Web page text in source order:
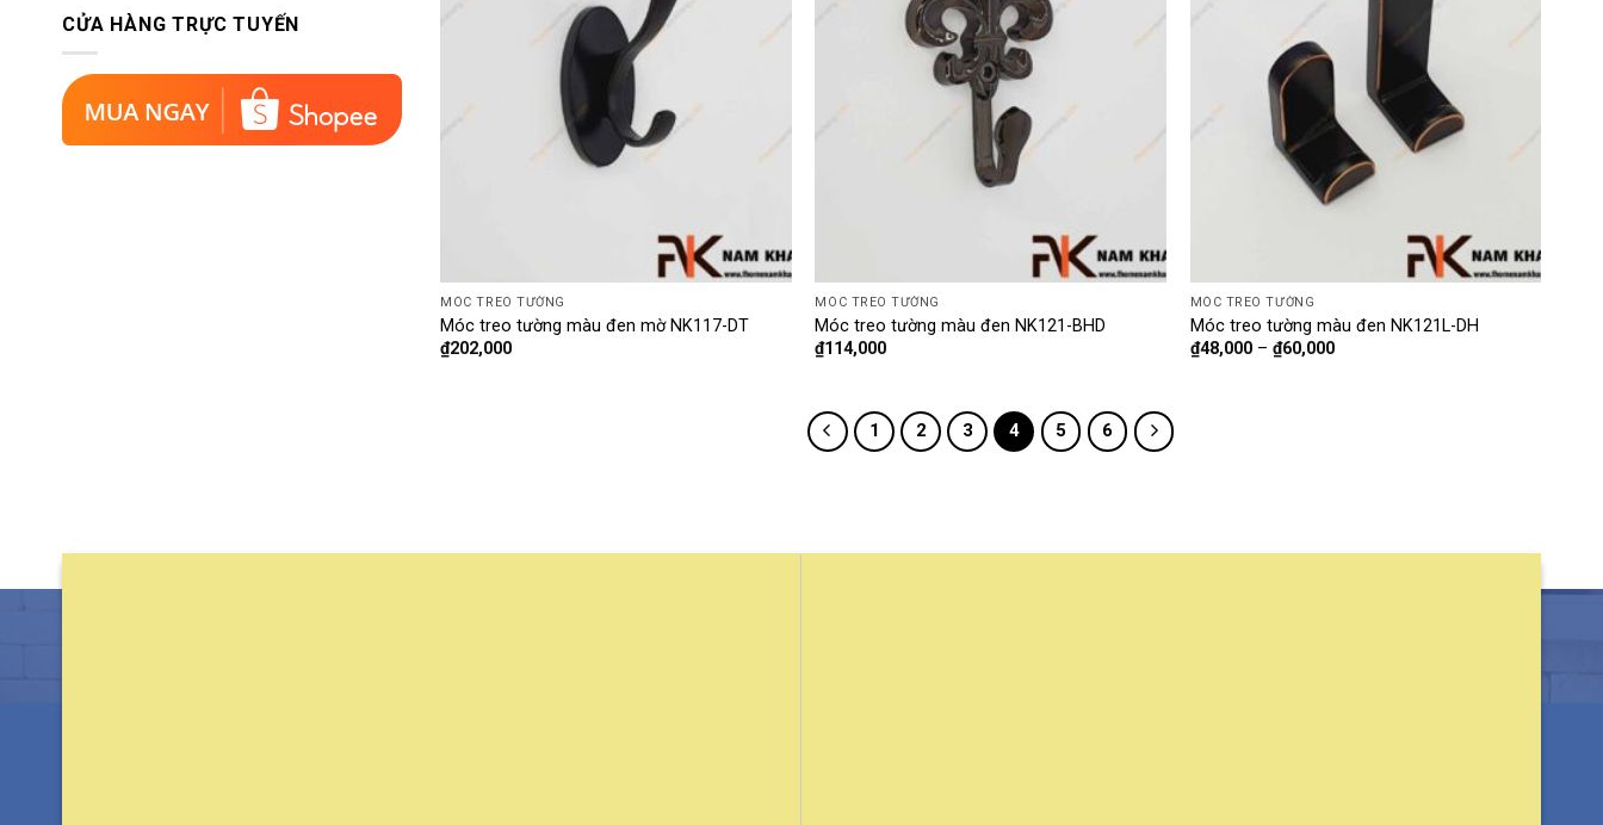
CỬA HÀNG TRỰC TUYẾN
MÓC TREO TƯỜNG
Móc treo tường màu đen mờ NK117-DT
₫202,000
MÓC TREO TƯỜNG
Móc treo tường màu đen NK121-BHD
₫114,000
MÓC TREO TƯỜNG
Móc treo tường màu đen NK121L-DH
₫48,000– ₫60,000
1 2 3 4 5 6